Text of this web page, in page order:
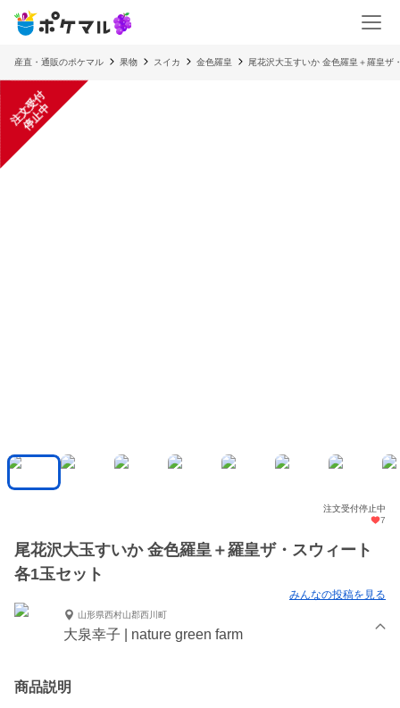
産直・通販のポケマル 果物 スイカ 金色羅皇 尾花沢大玉すいか 金色羅皇＋羅皇ザ
注
文
受
付
停
止
中
注文受付停止中
7
尾花沢大玉すいか 金色羅皇＋羅皇ザ・スウィート
各1玉セット
みんなの投稿を見る
山形県西村山郡西川町
大泉幸子 | nature green farm
商品説明